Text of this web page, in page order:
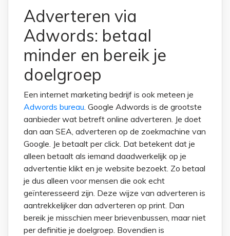
Adverteren via
Adwords: betaal
minder en bereik je
doelgroep
Een internet marketing bedrijf is ook meteen je
Adwords bureau. Google Adwords is de grootste
aanbieder wat betreft online adverteren. Je doet
dan aan SEA, adverteren op de zoekmachine van
Google. Je betaalt per click. Dat betekent dat je
alleen betaalt als iemand daadwerkelijk op je
advertentie klikt en je website bezoekt. Zo betaal
je dus alleen voor mensen die ook echt
geïnteresseerd zijn. Deze wijze van adverteren is
aantrekkelijker dan adverteren op print. Dan
bereik je misschien meer brievenbussen, maar niet
per definitie je doelgroep. Bovendien is